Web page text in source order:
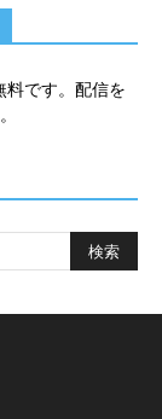
料です。配信を